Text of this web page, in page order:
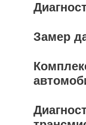
Замер